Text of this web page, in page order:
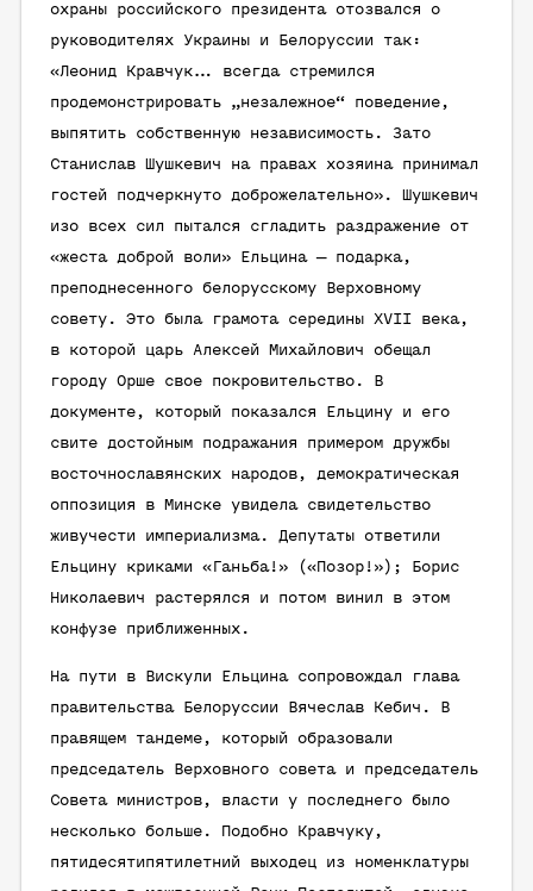
охраны российского президента отозвался о
руководителях Украины и Белоруссии так:
«Леонид Кравчук… всегда стремился
продемонстрировать „незалежное“ поведение,
выпятить собственную независимость. Зато
Станислав Шушкевич на правах хозяина принимал
гостей подчеркнуто доброжелательно». Шушкевич
изо всех сил пытался сгладить раздражение от
«жеста доброй воли» Ельцина — подарка,
преподнесенного белорусскому Верховному
совету. Это была грамота середины XVII века,
в которой царь Алексей Михайлович обещал
городу Орше свое покровительство. В
документе, который показался Ельцину и его
свите достойным подражания примером дружбы
восточнославянских народов, демократическая
оппозиция в Минске увидела свидетельство
живучести империализма. Депутаты ответили
Ельцину криками «Ганьба!» («Позор!»); Борис
Николаевич растерялся и потом винил в этом
конфузе приближенных.
На пути в Вискули Ельцина сопровождал глава
правительства Белоруссии Вячеслав Кебич. В
правящем тандеме, который образовали
председатель Верховного совета и председатель
Совета министров, власти у последнего было
несколько больше. Подобно Кравчуку,
пятидесятипятилетний выходец из номенклатуры